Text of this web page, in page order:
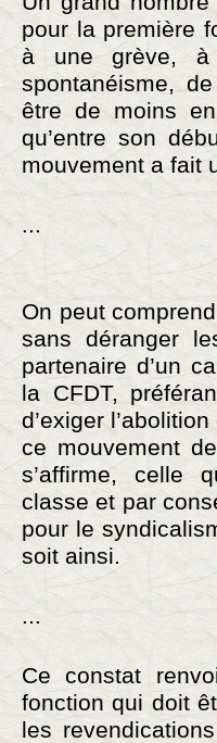
pour la première
à une grève, à
spontanéisme,
être de moins
qu’entre son
mouvement a fait
...
On peut
sans déranger
partenaire d’un
la CFDT,
d’exiger
ce mouvement
s’affirme, celle
classe et par
pour le
soit ainsi.
...
Ce constat
fonction qui doit
les